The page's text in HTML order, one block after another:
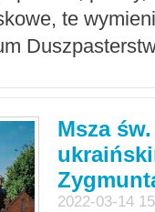
te
Msza
2022-03-14